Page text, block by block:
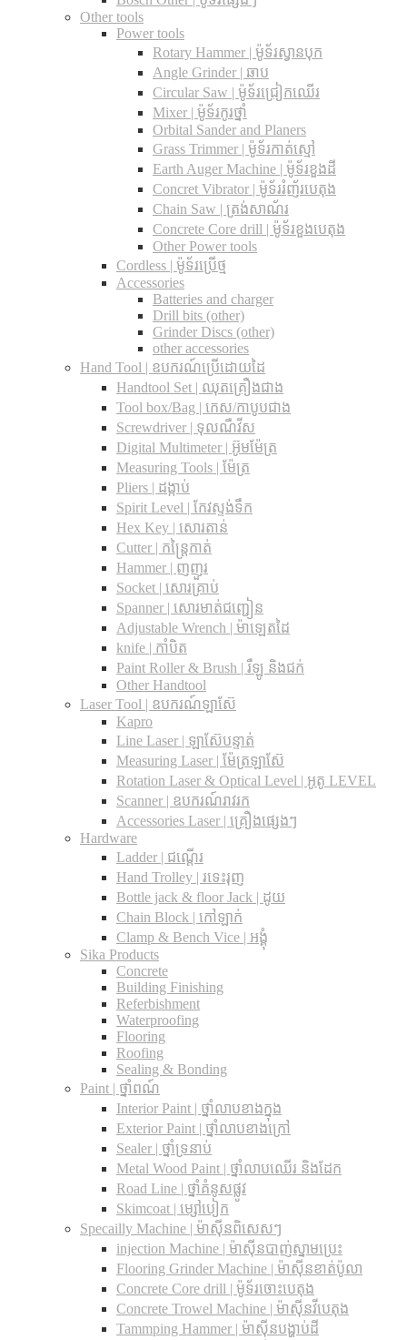
Other tools
Power tools
Rotary Hammer | ម៉ូទ័រស្វានបុក
Angle Grinder | ឆាប
Circular Saw​ | ម៉ូទ័រជ្រៀកឈើរ
Mixer | ម៉ូទ័រកូរថ្នាំ
Orbital Sander and Planers
Grass Trimmer | ម៉ូទ័រកាត់ស្មៅ
Earth Auger Machine | ម៉ូទ័រខួងដី
Concret Vibrator | ម៉ូទ័ររំញ័របេតុង
Chain Saw | ត្រង់សាណ័រ
Concrete Core drill | ម៉ូទ័រខួងបេតុង
Other Power tools
Cordless​ | ម៉ូទ័រប្រើថ្ម
Accessories
Batteries and charger
Drill bits (other)
Grinder Discs (other)
other accessories
Hand Tool | ឧបករណ៍ប្រើដោយដៃ
Handtool Set | ឈុតគ្រឿងជាង
Tool box/Bag | កេស/កាបូបជាង
Screwdriver | ទុលណឺវីស
Digital Multimeter | អ៊ូមម៉ែត្រ
Measuring Tools | ម៉ែត្រ
Pliers | ដង្កាប់
Spirit Level | កែវស្ទង់ទឹក
Hex Key | សោរតាន់
Cutter | កន្រ្តៃកាត់
Hammer | ញញួរ
Socket | សោរគ្រាប់
Spanner |​ សោរមាត់ជញ្ជៀន
Adjustable Wrench |​ ម៉ាឡេតដៃ
knife | កាំបិត
Paint Roller & Brush | រឺឡូ និងជក់
Other Handtool
Laser Tool | ឧបករណ៍ឡាស៊ែ
Kapro
Line Laser | ឡាស៊ែបន្ទាត់
Measuring Laser | ម៉ែត្រឡាស៊ែ
Rotation Laser & Optical Level | អូតូ LEVEL
Scanner | ឧបករណ៍រាវរក
Accessories Laser | គ្រឿងផ្សេងៗ
Hardware
Ladder | ជណ្តើរ
Hand Trolley | រទេះរុញ
Bottle jack & floor Jack​ | ដូយ
Chain Block | កៅឡាក់
Clamp & Bench Vice | អង្គុំ
Sika Products
Concrete
Building Finishing
Referbishment
Waterproofing
Flooring
Roofing
Sealing & Bonding
Paint | ថ្នាំពណ៍
Interior Paint | ថ្នាំលាបខាងក្នុង
Exterior Paint | ថ្នាំលាបខាងក្រៅ
Sealer | ថ្នាំទ្រនាប់
Metal Wood Paint | ថ្នាំលាបឈើរ និងដែក
Road Line | ថ្នាំគំនូសផ្លូវ
Skimcoat | ម្សៅបៀក
Specailly Machine | ម៉ាស៊ីនពិសេសៗ
injection Machine | ម៉ាស៊ីនបាញ់ស្នាមប្រេះ
Flooring Grinder Machine | ម៉ាស៊ីនខាត់ប៉ូលា
Concrete Core drill | ម៉ូទ័រចោះបេតុង
Concrete Trowel Machine | ម៉ាស៊ីនវីបេតុង
Tammping Hammer | ម៉ាស៊ីនបង្ហាប់ដី